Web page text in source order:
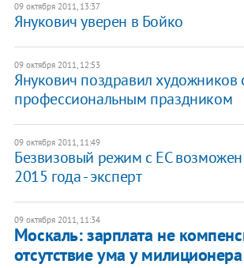
09 октября 2011, 13:37
Янукович уверен в Бойко
09 октября 2011, 12:53
Янукович поздравил художников
профессиональным праздником
09 октября 2011, 11:49
Безвизовый режим с ЕС
2015 года - эксперт
09 октября 2011, 11:34
Москаль: зарплата не
отсутствие ума у милиционера